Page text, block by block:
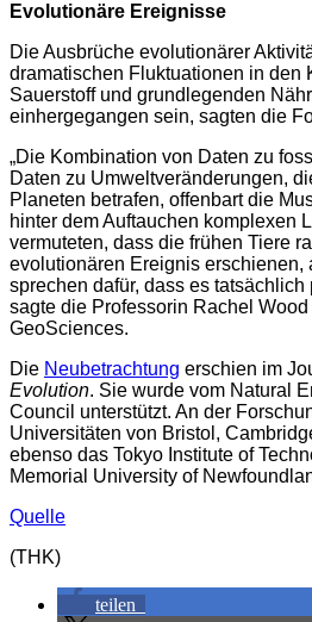
Evolutionäre Ereignisse
Die Ausbrüche evolutionärer
dramatischen Fluktuationen in den
Sauerstoff und grundlegenden
einhergegangen sein, sagten die
„Die Kombination von Daten zu
Daten zu Umweltveränderungen,
Planeten betrafen, offenbart die
hinter dem Auftauchen komplexen
vermuteten, dass die frühen Tiere
evolutionären Ereignis erschienen,
sprechen dafür, dass es tatsächlich
sagte die Professorin Rachel
GeoSciences.
Die Neubetrachtung erschien im
Evolution. Sie wurde vom Natural
Council unterstützt. An der
Universitäten von Bristol,
ebenso das Tokyo Institute of
Memorial University of
Quelle
(THK)
teilen